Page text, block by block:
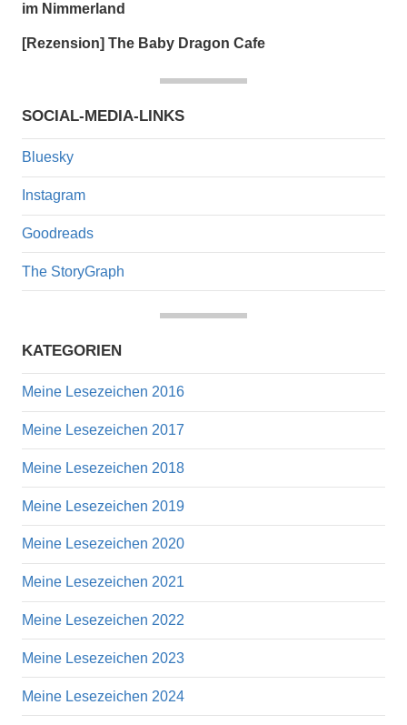
im Nimmerland
[Rezension] The Baby Dragon Cafe
SOCIAL-MEDIA-LINKS
Bluesky
Instagram
Goodreads
The StoryGraph
KATEGORIEN
Meine Lesezeichen 2016
Meine Lesezeichen 2017
Meine Lesezeichen 2018
Meine Lesezeichen 2019
Meine Lesezeichen 2020
Meine Lesezeichen 2021
Meine Lesezeichen 2022
Meine Lesezeichen 2023
Meine Lesezeichen 2024